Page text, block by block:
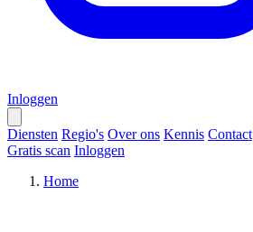
Inloggen
Diensten Regio's Over ons Kennis Contact
Gratis scan Inloggen
Home